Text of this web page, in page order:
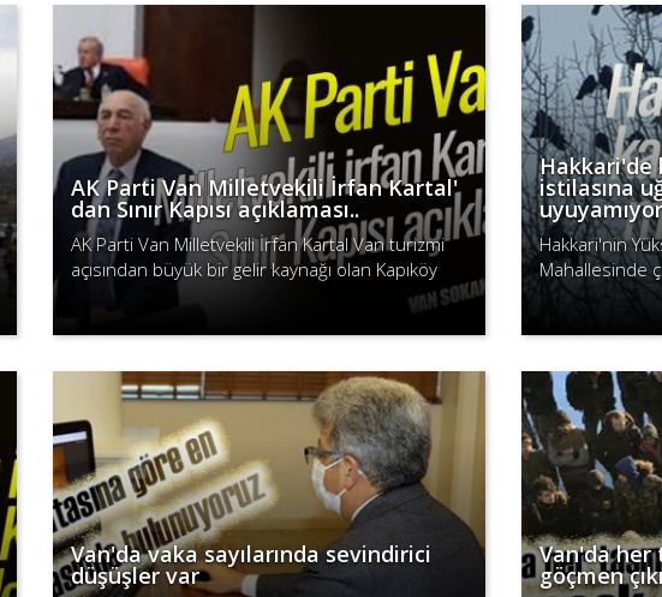
AK Parti Van Milletvekili İrfan Kartal'
dan Sınır Kapısı açıklaması..
AK Parti Van Milletvekili İrfan Kartal Van turizmi
açısından büyük bir gelir kaynağı olan Kapıköy
Sınır Kapısının geleceği ile ilgili açıklamalarda
Hakkari'de
istilasına
Hakkari'nin
Mahallesinde
sakinlerinin
Van'da vaka sayılarında sevindirici
düşüşler var
Van'da her
göçmen